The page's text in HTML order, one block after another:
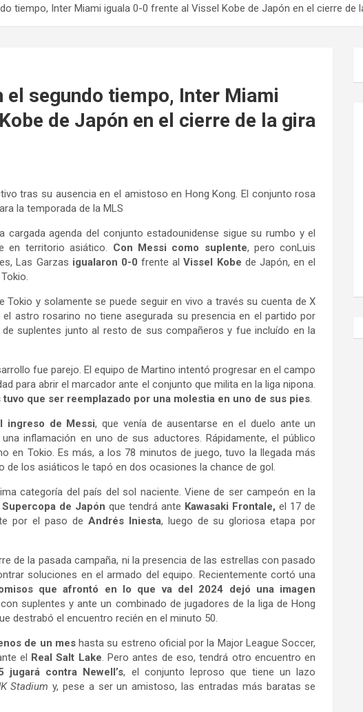
tiempo, Inter Miami iguala 0-0 frente al Vissel Kobe de Japón en el cierre de
el segundo tiempo, Inter Miami
de Japón en el cierre de la gira
tras su ausencia en el amistoso en Hong Kong. El conjunto rosa
la temporada de la MLS
cargada agenda del conjunto estadounidense sigue su rumbo y el
en territorio asiático. Con Messi como suplente, pero conLuis
Las Garzas igualaron 0-0frente al Vissel Kobe de Japón, en el
Tokio y solamente se puede seguir en vivo a través su cuenta de X
astro rosarino no tiene asegurada su presencia en el partido por
suplentes junto al resto de sus compañeros y fue incluído en la
fue parejo. El equipo de Martino intentó progresar en el campo
para abrir el marcador ante el conjunto que milita en la liga nipona.
tuvo que ser reemplazado por una molestia en uno de sus pies.
ingreso de Messi, que venía de ausentarse en el duelo ante un
inflamación en uno de sus aductores. Rápidamente, el público
en Tokio. Es más, a los 78 minutos de juego, tuvo la llegada más
de los asiáticos le tapó en dos ocasiones la chance de gol.
categoría del país del sol naciente. Viene de ser campeón en la
Supercopa de Japón que tendrá ante Kawasaki Frontale, el 17 de
por el paso de Andrés Iniesta, luego de su gloriosa etapa por
de la pasada campaña, ni la presencia de las estrellas con pasado
soluciones en el armado del equipo. Recientemente cortó una
que afrontó en lo que va del 2024 dejó una imagen
suplentes y ante un combinado de jugadores de la liga de Hong
destrabó el encuentro recién en el minuto 50.
de un meshasta su estreno oficial por la Major League Soccer,
el Real Salt Lake. Pero antes de eso, tendrá otro encuentro en
jugará contra Newell’s, el conjunto leproso que tiene un lazo
Stadium y, pese a ser un amistoso, las entradas más baratas se